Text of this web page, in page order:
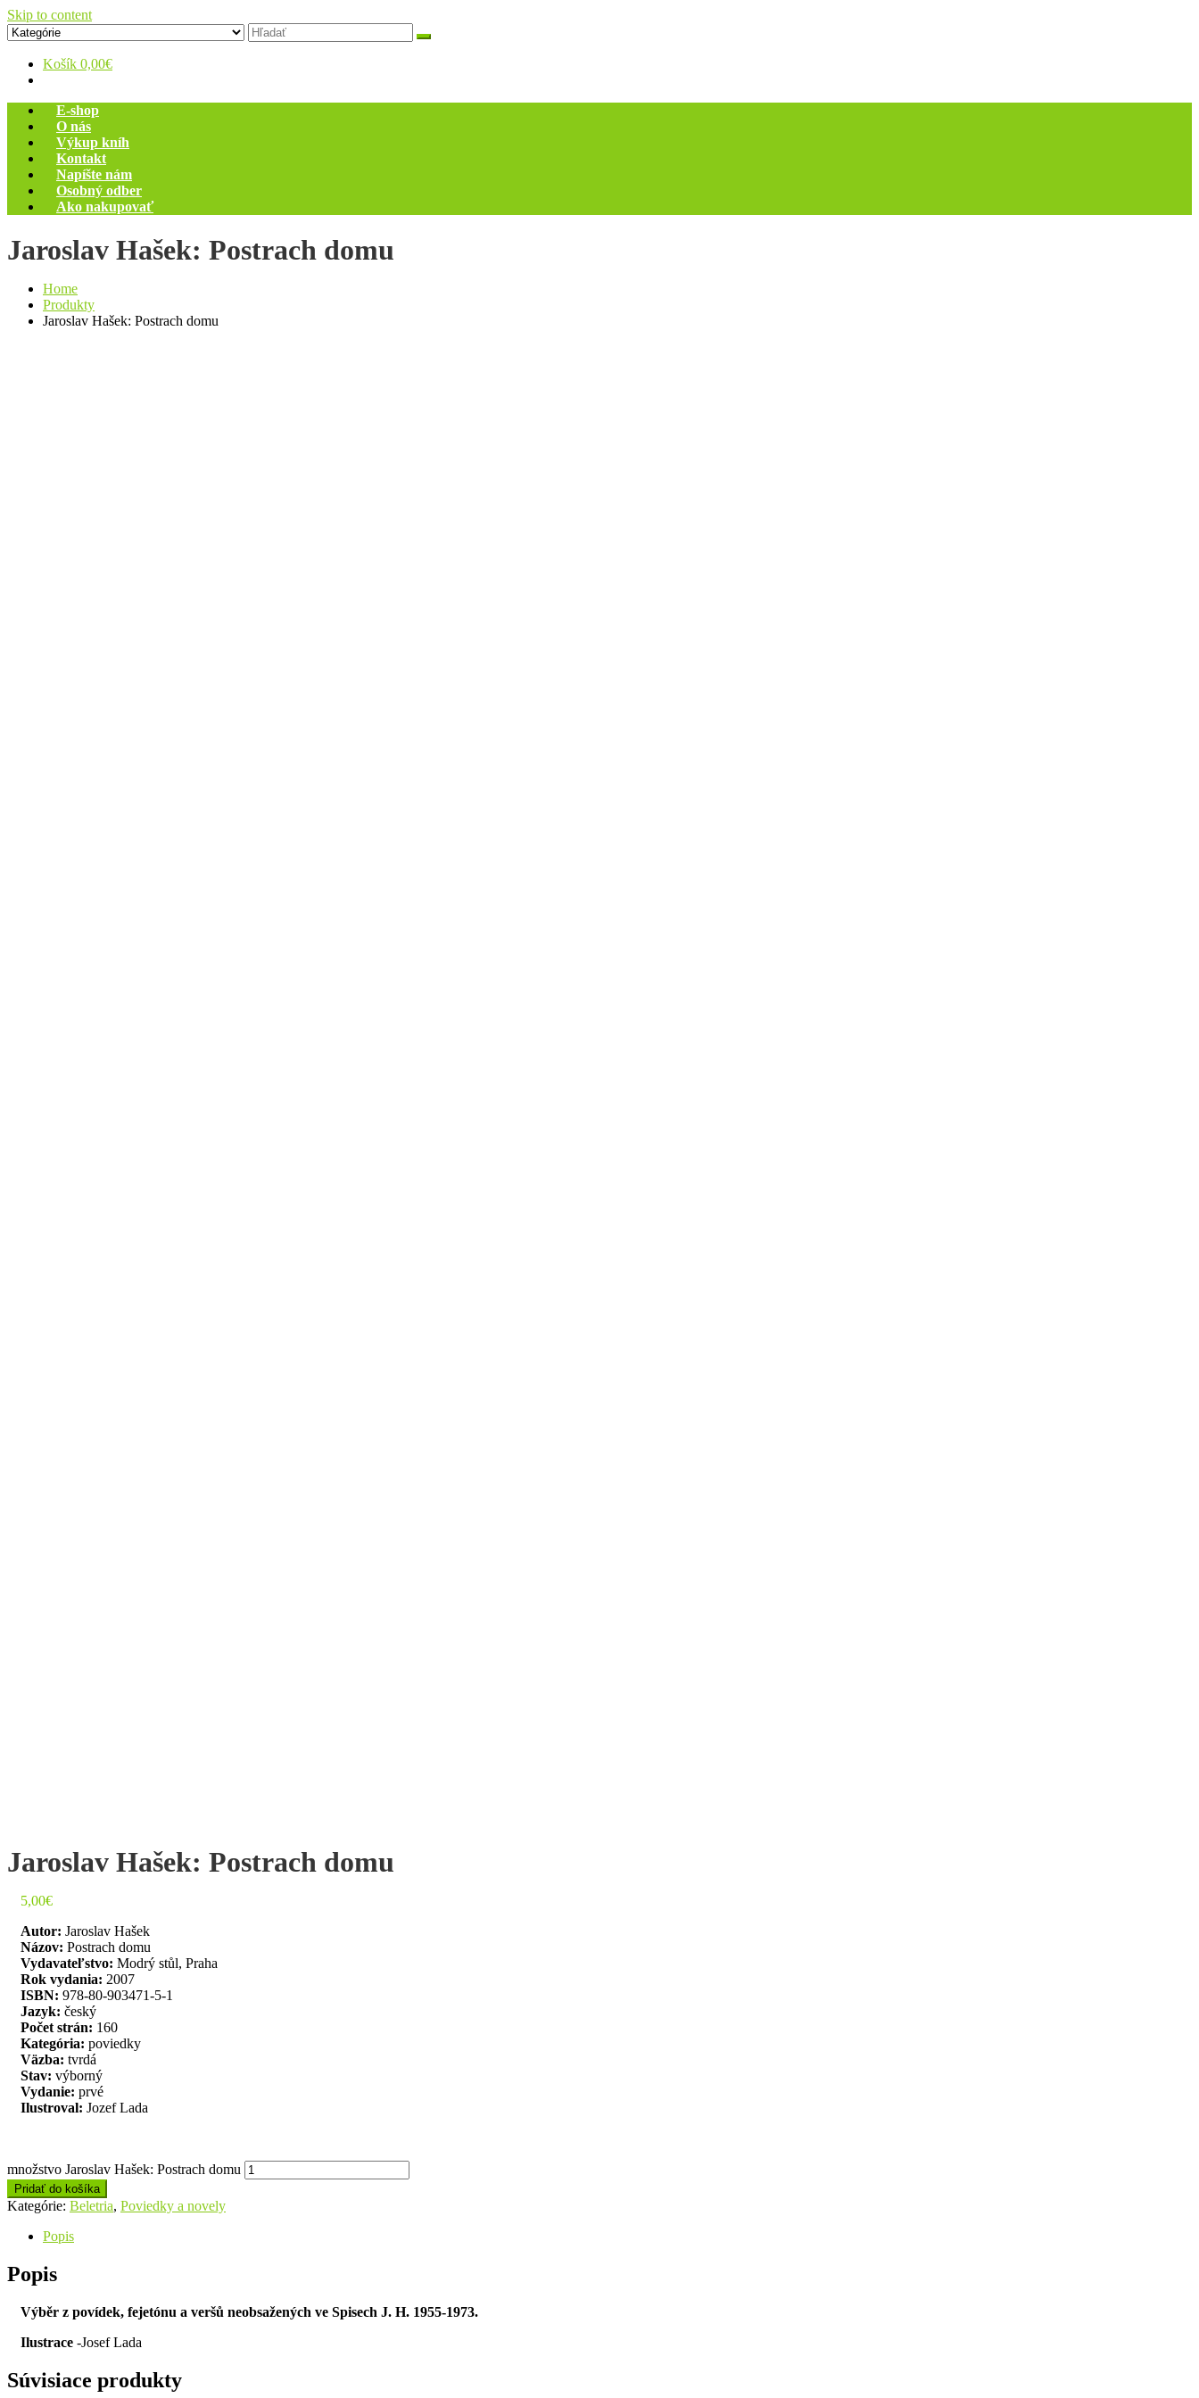
Skip to content
Zelený dom
Antikvariát
Košík 0,00€
E-shop
O nás
Výkup kníh
Kontakt
Napíšte nám
Osobný odber
Ako nakupovať
Jaroslav Hašek: Postrach domu
Home
Produkty
Jaroslav Hašek: Postrach domu
Jaroslav Hašek: Postrach domu
5,00€
Autor: Jaroslav Hašek
Názov: Postrach domu
Vydavateľstvo: Modrý stůl, Praha
Rok vydania: 2007
ISBN: 978-80-903471-5-1
Jazyk: český
Počet strán: 160
Kategória: poviedky
Väzba: tvrdá
Stav: výborný
Vydanie: prvé
Ilustroval: Jozef Lada
množstvo Jaroslav Hašek: Postrach domu
Pridať do košíka
Kategórie: Beletria, Poviedky a novely
Popis
Popis
Výběr z povídek, fejetónu a veršů neobsažených ve Spisech J. H. 1955-1973.
Ilustrace -Josef Lada
Súvisiace produkty